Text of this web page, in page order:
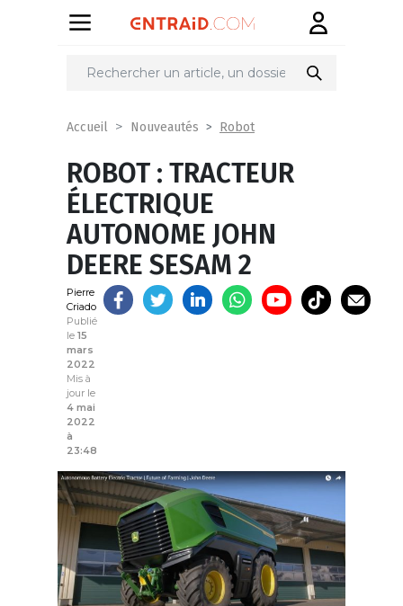
Partager
Accueil Nouveautés Robot
ROBOT : TRACTEUR
ÉLECTRIQUE
AUTONOME JOHN
DEERE SESAM 2
Pierre
Criado
Publié
le 15
mars
2022
Mis à
jour le
4 mai
2022
à
23:48